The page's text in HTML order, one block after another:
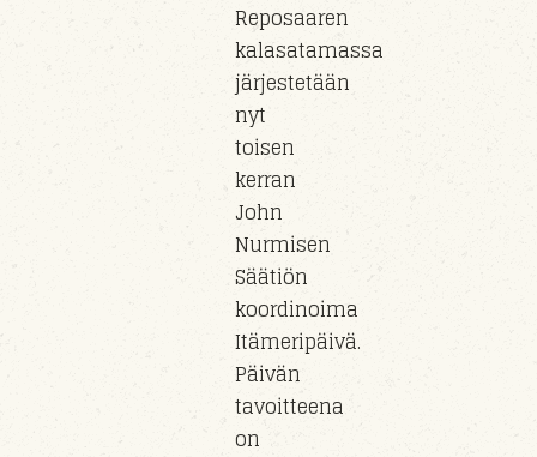
Reposaaren
kalasatamassa
järjestetään
nyt
toisen
kerran
John
Nurmisen
Säätiön
koordinoima
Itämeripäivä.
Päivän
tavoitteena
on